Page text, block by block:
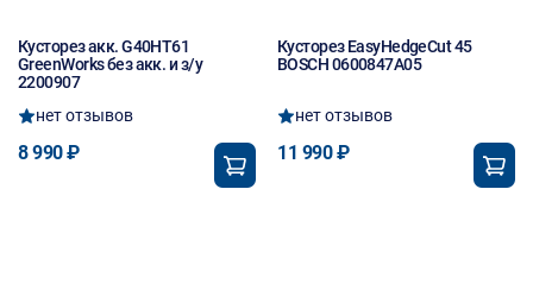
Кусторез акк. G40HT61
GreenWorks без акк. и з/у
2200907
нет отзывов
8 990 ₽
Кусторез EasyHedgeCut 45
BOSCH 0600847A05
нет отзывов
11 990 ₽